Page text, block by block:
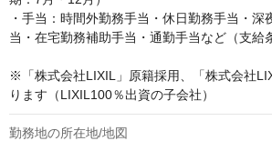
・手当：時間外勤務手当・休日勤務手当・深
当・在宅勤務補助手当・通勤手当など（支給
※「株式会社LIXIL」原籍採用、「株式会社
ります（LIXIL100％出資の子会社）
勤務地の所在地/地図